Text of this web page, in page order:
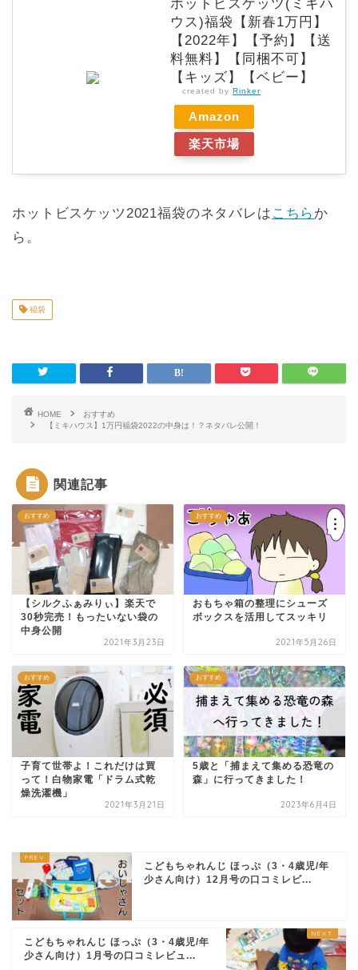
ホットビスケッツ(ミキハ
ウス)福袋【新春1万円】
【2022年】【予約】【送
料無料】【同梱不可】
【キッズ】【ベビー】
created by Rinker
Amazon
楽天市場
ホットビスケッツ2021福袋のネタバレは こちら か
ら。
福袋
HOME
おすすめ
【ミキハウス】1万円福袋2022の中身は！？ネタバレ公開！
関連記事
おすすめ
【シルクふぁみりぃ】楽天で
30秒完売！もったいない袋の
中身公開
2021年3月23日
おすすめ
おもちゃ箱の整理にシューズ
ボックスを活用してスッキリ
2021年5月26日
おすすめ
子育て世帯よ！これだけは買
って！白物家電「ドラム式乾
燥洗濯機」
2021年3月21日
おすすめ
5歳と「捕まえて集める恐竜の
森」に行ってきました！
2023年6月4日
こどもちゃれんじ ほっぷ（3・4歳児/年
少さん向け）12月号の口コミレビ...
こどもちゃれんじ ほっぷ（3・4歳児/年
少さん向け）1月号の口コミレビュ...